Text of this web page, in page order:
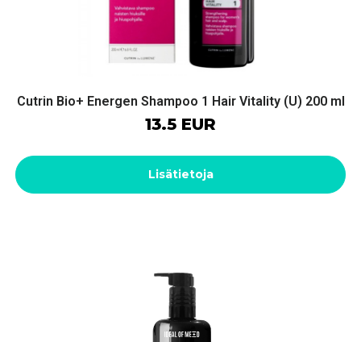
Cutrin Bio+ Energen Shampoo 1 Hair Vitality (U) 200 ml
13.5 EUR
Lisätietoja